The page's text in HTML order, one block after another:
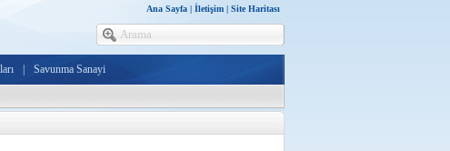
Ana Sayfa | İletişim | Site Haritası
Savunma Sanayi